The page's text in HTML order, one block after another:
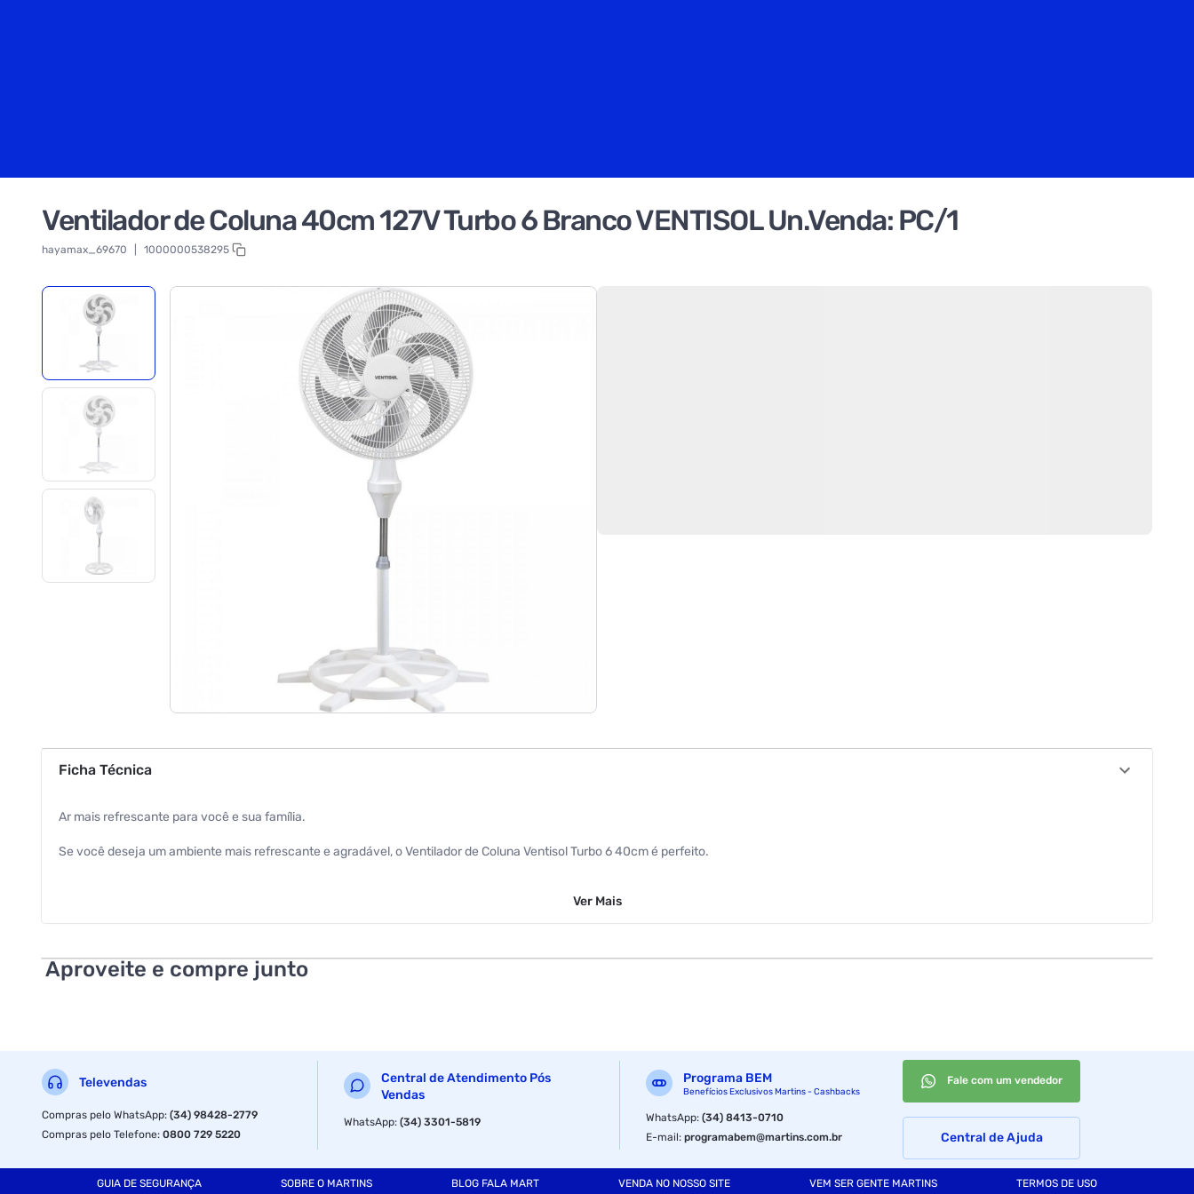
Ventilador de Coluna 40cm 127V Turbo 6 Branco VENTISOL Un.Venda: PC/1
hayamax_69670 1000000538295
Ficha Técnica
Ar mais refrescante para você e sua família.
Se você deseja um ambiente mais refrescante e agradável, o Ventilador de Coluna Ventisol Turbo 6 40cm é perfeito.
Motor turbo com alta performance. Gera menos ruído.
Mais praticidade para o uso.
- Grade Fechada
Ver Mais
Aproveite e compre junto
Televendas
Compras pelo WhatsApp:(34) 98428-2779
Compras pelo Telefone:0800 729 5220
Central de Atendimento Pós
Vendas
WhatsApp:(34) 3301-5819
Programa BEM
Benefícios Exclusivos Martins - Cashbacks
WhatsApp:(34) 8413-0710
E-mail:programabem@martins.com.br
Fale com um vendedor
Central de Ajuda
GUIA DE SEGURANÇA SOBRE O MARTINS BLOG FALA MART VENDA NO NOSSO SITE VEM SER GENTE MARTINS TERMOS DE USO